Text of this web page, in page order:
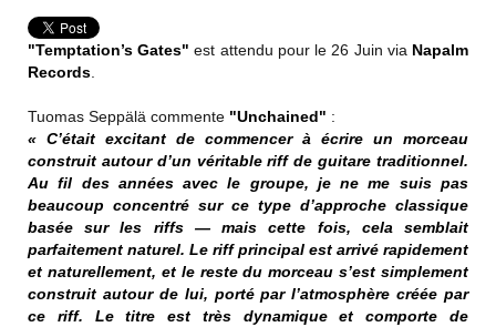
"Temptation’s Gates" est attendu pour le 26 Juin via Napalm
Records
Tuomas Seppälä commente "Unchained" :
« C’était excitant de commencer à écrire un morceau
construit autour d’un véritable riff de guitare traditionnel.
Au fil des années avec le groupe, je ne me suis pas
beaucoup concentré sur ce type d’approche classique
basée sur les riffs — mais cette fois, cela semblait
parfaitement naturel. Le riff principal est arrivé rapidement
et naturellement, et le reste du morceau s’est simplement
construit autour de lui, porté par l’atmosphère créée par
ce riff. Le titre est très dynamique et comporte de